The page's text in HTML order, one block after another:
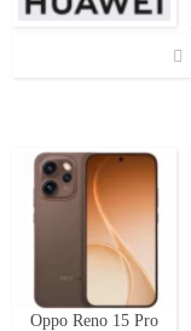
Oppo Reno 15 Pro